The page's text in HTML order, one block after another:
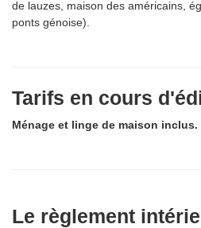
de lauzes, maison des américains,
ponts génoise).
Tarifs en cours
Ménage et linge de maison inclus.
Le règlement